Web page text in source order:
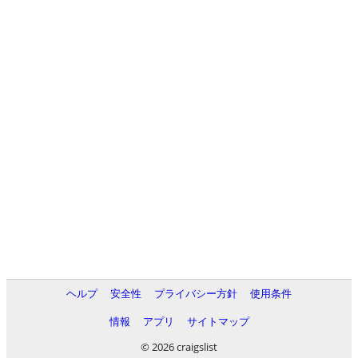
ヘルプ 安全性 プライバシー方針
使用条件
情報
アプリ
サイトマップ
© 2026 craigslist